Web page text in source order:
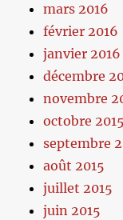
mars 2016
février 2016
janvier 2016
décembre
novembre
octobre 2015
septembre
août 2015
juillet 2015
juin 2015